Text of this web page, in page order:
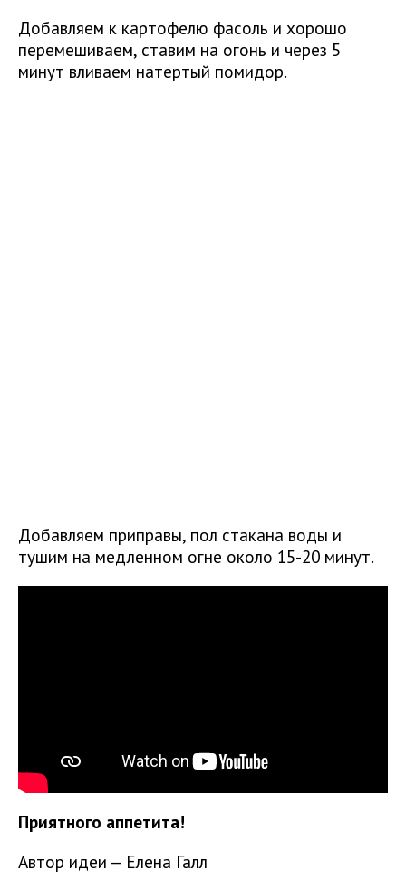
Добавляем к картофелю фасоль и хорошо
перемешиваем, ставим на огонь и через 5
минут вливаем натертый помидор.
Добавляем приправы, пол стакана воды и
тушим на медленном огне около 15-20 минут.
Приятного аппетита!
Автор идеи — Елена Галл